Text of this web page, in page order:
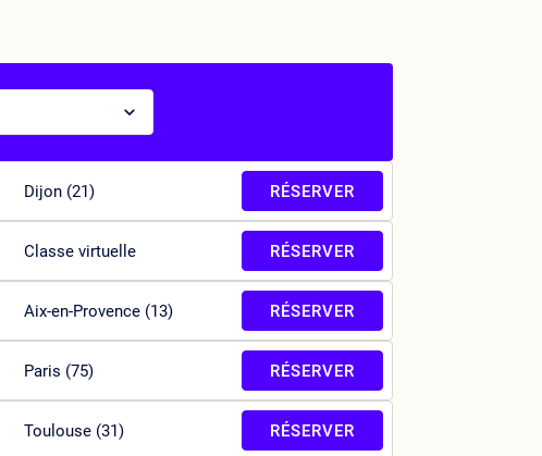
Dijon (21) RÉSERVER
Classe virtuelle RÉSERVER
Aix-en-Provence (13) RÉSERVER
Paris (75) RÉSERVER
Toulouse (31) RÉSERVER